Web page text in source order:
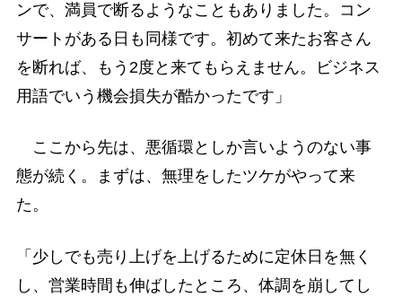
ンで、満員で断るようなこともありました。コン
サートがある日も同様です。初めて来たお客さん
を断れば、もう2度と来てもらえません。ビジネス
用語でいう機会損失が酷かったです」
ここから先は、悪循環としか言いようのない事
態が続く。まずは、無理をしたツケがやって来
た。
「少しでも売り上げを上げるために定休日を無く
し、営業時間も伸ばしたところ、体調を崩してし